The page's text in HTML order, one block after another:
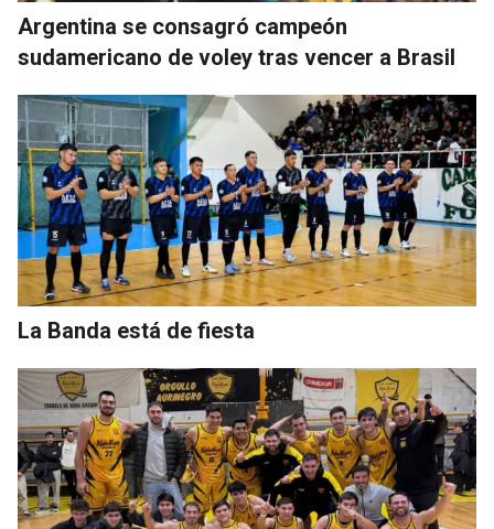
Argentina se consagró campeón
sudamericano de voley tras vencer a Brasil
La Banda está de fiesta